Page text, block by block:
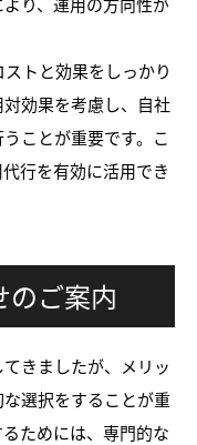
トと効果をしっかり
効果を考慮し、自社
ことが重要です。こ
行を有効に活用でき
のご案内
きましたが、メリッ
選択をすることが重
ためには、専門的な